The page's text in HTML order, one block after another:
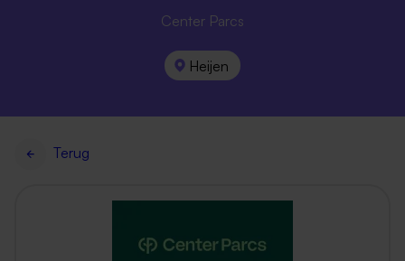
Center Parcs
Heijen
Terug